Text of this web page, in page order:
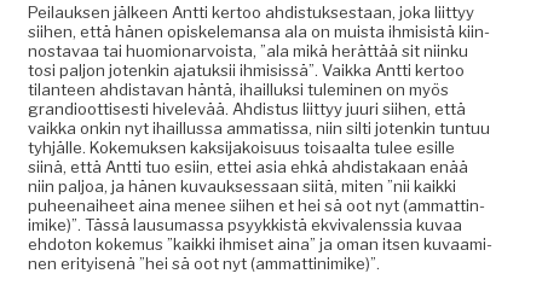
Peilauk­sen jäl­keen Antti ker­too ahdis­tuk­ses­taan, joka liit­tyy
siihen, että hänen opiskele­mansa ala on muista ihmi­sistä kiin­
nos­tavaa tai huomionar­voista, ”ala mikä herät­tää sit niinku
tosi paljon jotenkin ajatuk­sii ihmi­sis­sä”. Vaik­ka Antti ker­too
tilanteen ahdis­ta­van hän­tä, ihail­luk­si tulem­i­nen on myös
grandioot­tis­es­ti hivelevää. Ahdis­tus liit­tyy juuri siihen, että
vaik­ka onkin nyt ihail­lus­sa amma­tis­sa, niin silti jotenkin tun­tuu
tyhjälle. Koke­muk­sen kak­si­jakoisu­us toisaal­ta tulee esille
siinä, että Antti tuo esi­in, ettei asia ehkä ahdis­takaan enää
niin paljoa, ja hänen kuvauk­ses­saan siitä, miten ”nii kaik­ki
puheenai­heet aina menee siihen et hei sä oot nyt (ammat­tin­
imike)”. Tässä lausumas­sa psyykkistä ekvi­valenssia kuvaa
ehdo­ton koke­mus ”kaik­ki ihmiset aina” ja oman itsen kuvaami­
nen eri­tyisenä ”hei sä oot nyt (ammat­tin­imike)”.